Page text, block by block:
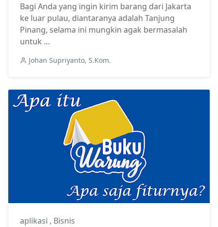
Bagi Anda yang ingin kirim barang dari Jakarta
ke luar pulau, diantaranya adalah Tanjung
Pinang, selama ini mungkin agak bermasalah
untuk ...
Johan Supriyanto, S.Kom.
aplikasi , Bisnis